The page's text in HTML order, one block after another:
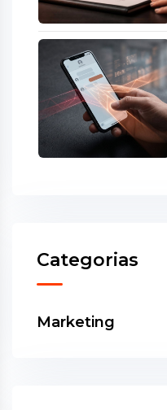
Categorias
Marketing